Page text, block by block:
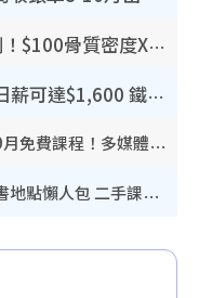
港大推賽馬會強化骨骼計劃！$100骨質密度X光檢查 完成免費運動訓練送超市禮券！附參加資格
水電工入行︱水喉匠/電工日薪可達$1,600 鐵飯碗職業難被AI取代！附薪酬參考＋入行考牌途徑
長者優惠｜都會大學長者學苑9月免費課程！多媒體/微電影創作/網絡安全 附報名方法教學
捐書2026︱全港13大捐書/賣書地點懶人包 二手課本最高$150＋舊書換免費咖啡/戲票